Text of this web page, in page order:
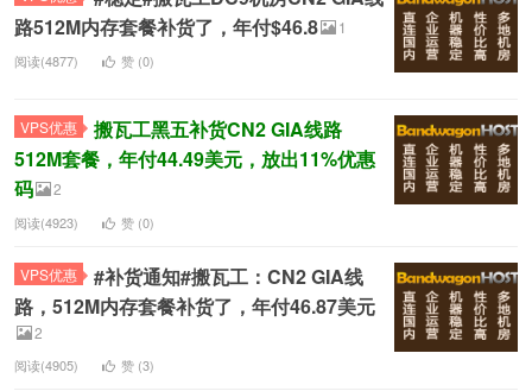
路512M内存套餐补货了，年付$46.8
1
阅读(4877) 赞 (0)
VPS优惠
搬瓦工黑五补货CN2 GIA线路
512M套餐，年付44.49美元，放出11%优惠
码
2
阅读(4923) 赞 (0)
VPS优惠
#补货通知#搬瓦工：CN2 GIA线
路，512M内存套餐补货了，年付46.87美元
2
阅读(4905) 赞 (3)